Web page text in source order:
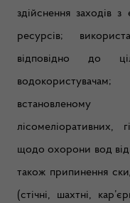
здійснення заходів
ресурсів;
відповідно до
встановленому
лісомеліоративних,
щодо охорони вод від
також припинення
(стічні, шахтні,